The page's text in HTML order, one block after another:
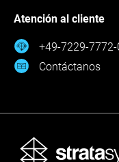
Atención al cliente
+49-7229-7772-
Contáctanos